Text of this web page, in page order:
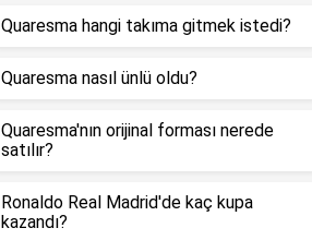
Quaresma hangi takıma gitmek istedi?
Quaresma nasıl ünlü oldu?
Quaresma'nın orijinal forması nerede
satılır?
Ronaldo Real Madrid'de kaç kupa
kazandı?